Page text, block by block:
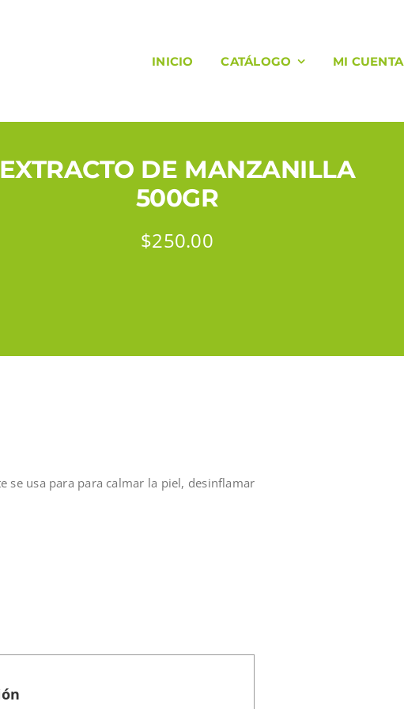
INICIO CATÁLOGO MI CUENTA
EXTRACTO DE MANZANILLA
500GR
$250.00
se usa para para calmar la piel, desinflamar